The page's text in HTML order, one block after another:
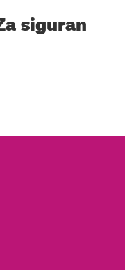
siguran